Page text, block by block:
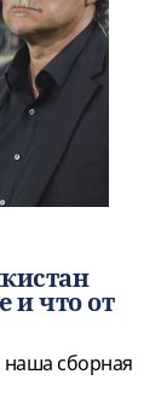
и что от
наша сборная